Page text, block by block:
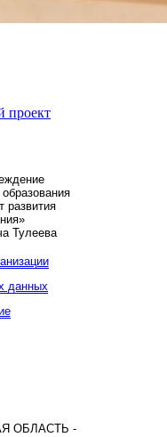
проект
развития
Тулеева
данных
ОБЛАСТЬ -